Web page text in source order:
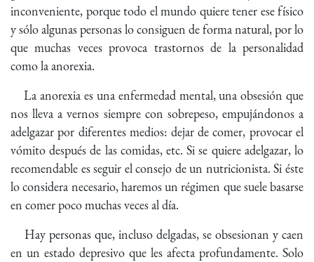
inconveniente, porque todo el mundo quiere tener ese físico
y sólo algunas personas lo consiguen de forma natural, por lo
que muchas veces provoca trastornos de la personalidad
como la anorexia.
La anorexia es una enfermedad mental, una obsesión que
nos lleva a vernos siempre con sobrepeso, empujándonos a
adelgazar por diferentes medios: dejar de comer, provocar el
vómito después de las comidas, etc. Si se quiere adelgazar, lo
recomendable es seguir el consejo de un nutricionista. Si éste
lo considera necesario, haremos un régimen que suele basarse
en comer poco muchas veces al día.
Hay personas que, incluso delgadas, se obsesionan y caen
en un estado depresivo que les afecta profundamente. Solo